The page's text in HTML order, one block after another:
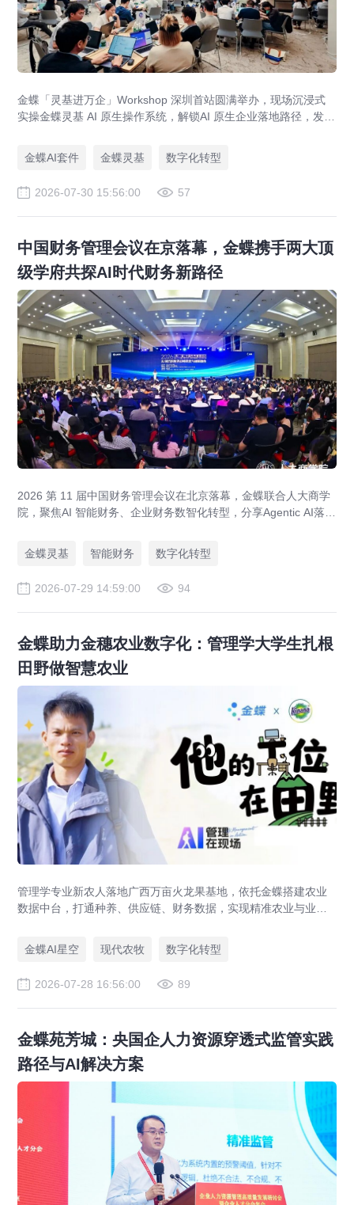
金蝶「灵基进万企」Workshop 深圳首站圆满举办，现场沉浸式
实操金蝶灵基 AI 原生操作系统，解锁AI 原生企业落地路径，发布
业完成数智化升级。
金蝶AI套件 金蝶灵基 数字化转型
2026-07-30 15:56:00 57
中国财务管理会议在京落幕，金蝶携手两大顶
级学府共探AI时代财务新路径
2026 第 11 届中国财务管理会议在北京落幕，金蝶联合人大商学
院，聚焦AI 智能财务、企业财务数智化转型，分享Agentic AI落
全新模式。
金蝶灵基 智能财务 数字化转型
2026-07-29 14:59:00 94
金蝶助力金穗农业数字化：管理学大学生扎根
田野做智慧农业
管理学专业新农人落地广西万亩火龙果基地，依托金蝶搭建农业
数据中台，打通种养、供应链、财务数据，实现精准农业与业财
金蝶AI星空
现代农牧 数字化转型
2026-07-28 16:56:00 89
金蝶苑芳城：央国企人力资源穿透式监管实践
路径与AI解决方案